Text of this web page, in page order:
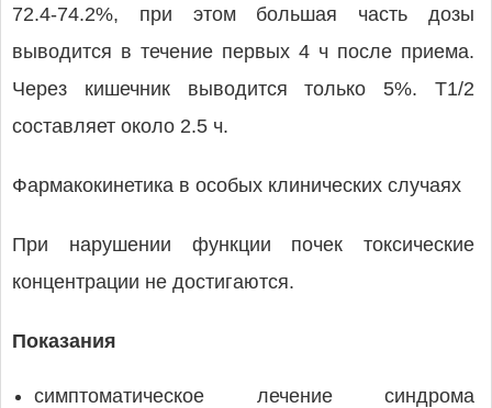
72.4-74.2%, при этом большая часть дозы
выводится в течение первых 4 ч после приема.
Через кишечник выводится только 5%. Т1/2
составляет около 2.5 ч.
Фармакокинетика в особых клинических случаях
При нарушении функции почек токсические
концентрации не достигаются.
Показания
симптоматическое лечение синдрома